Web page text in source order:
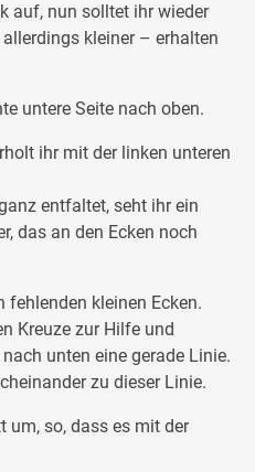
auf, nun solltet ihr wieder
kleiner – erhalten
untere Seite nach oben.
ihr mit der linken unteren
entfaltet, seht ihr ein
das an den Ecken noch
kleinen Ecken.
Kreuze zur Hilfe und
unten eine gerade Linie.
zu dieser Linie.
um, so, dass es mit der